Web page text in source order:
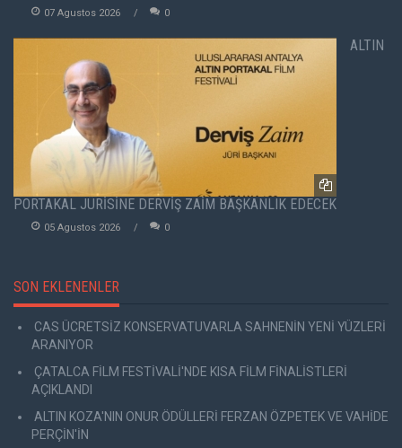
07 Agustos 2026 0
ALTIN
PORTAKAL JÜRİSİNE DERVİŞ ZAİM BAŞKANLIK EDECEK
05 Agustos 2026 0
SON EKLENENLER
CAS ÜCRETSİZ KONSERVATUVARLA SAHNENİN YENİ YÜZLERİ
ARANIYOR
ÇATALCA FİLM FESTİVALİ'NDE KISA FİLM FİNALİSTLERİ
AÇIKLANDI
ALTIN KOZA'NIN ONUR ÖDÜLLERİ FERZAN ÖZPETEK VE VAHİDE
PERÇİN'İN